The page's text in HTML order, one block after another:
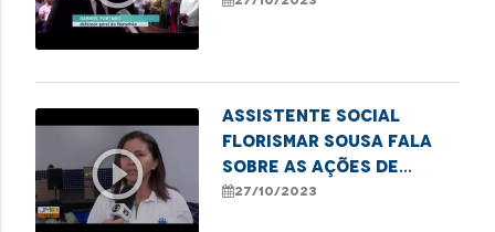
play_circle_outline
Assistente social
Florismar Sousa fala
sobre as ações de
combate ao sub-
27/10/2023